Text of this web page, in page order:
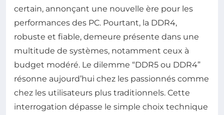
certain, annonçant une nouvelle ère pour les
performances des PC. Pourtant, la DDR4,
robuste et fiable, demeure présente dans une
multitude de systèmes, notamment ceux à
budget modéré. Le dilemme “DDR5 ou DDR4”
résonne aujourd’hui chez les passionnés comme
chez les utilisateurs plus traditionnels. Cette
interrogation dépasse le simple choix technique